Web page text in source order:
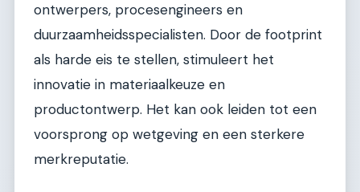
ontwerpers, procesengineers en
duurzaamheidsspecialisten. Door de footprint
als harde eis te stellen, stimuleert het
innovatie in materiaalkeuze en
productontwerp. Het kan ook leiden tot een
voorsprong op wetgeving en een sterkere
merkreputatie.